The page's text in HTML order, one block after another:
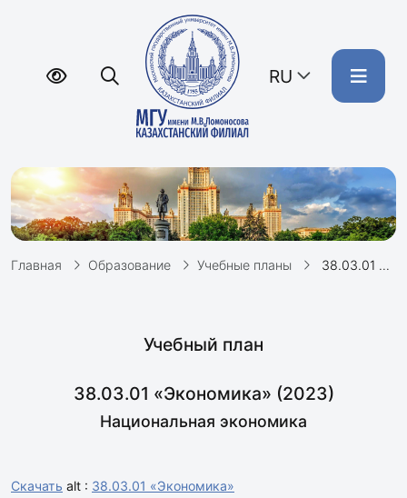
RU
Главная Образование Учебные планы 38.03.01 «Экономика» (2023)
Учебный план
38.03.01 «Экономика» (2023)
Национальная экономика
Скачать alt : 38.03.01 «Экономика»